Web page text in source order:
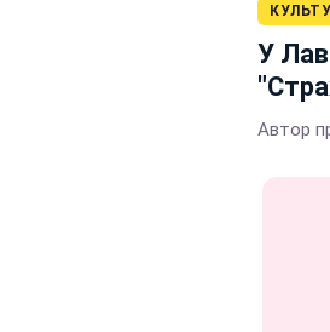
У
Автор